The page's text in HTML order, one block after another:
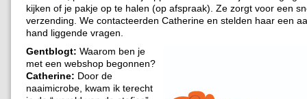
kijken of je pakje op te halen (op afspraak). Ze zorgt voor een
verzending. We contacteerden Catherine en stelden haar een
hand liggende vragen.
Gentblogt: Waarom ben je
met een webshop begonnen?
Catherine: Door de
naaimicrobe, kwam ik terecht